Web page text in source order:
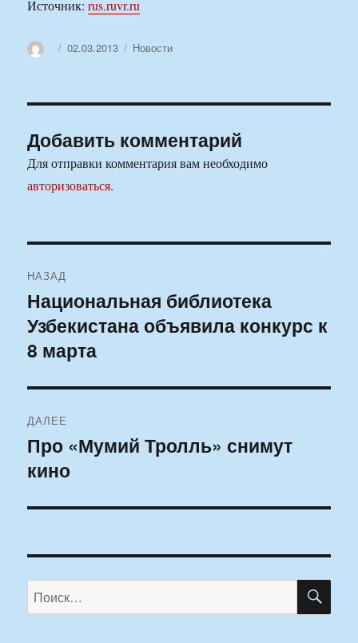
Источник:rus.ruvr.ru
АвторОпубликовано
02.03.2013 Рубрики
Новости
Добавить комментарий
Для отправки комментария вам необходимо
авторизоваться.
по
записям
НАЗАД
Предыдущая
запись:
Национальная библиотека
Узбекистана объявила конкурс к
8 марта
ДАЛЕЕ
Следующая
запись:
Про «Мумий Тролль» снимут
кино
Искать: